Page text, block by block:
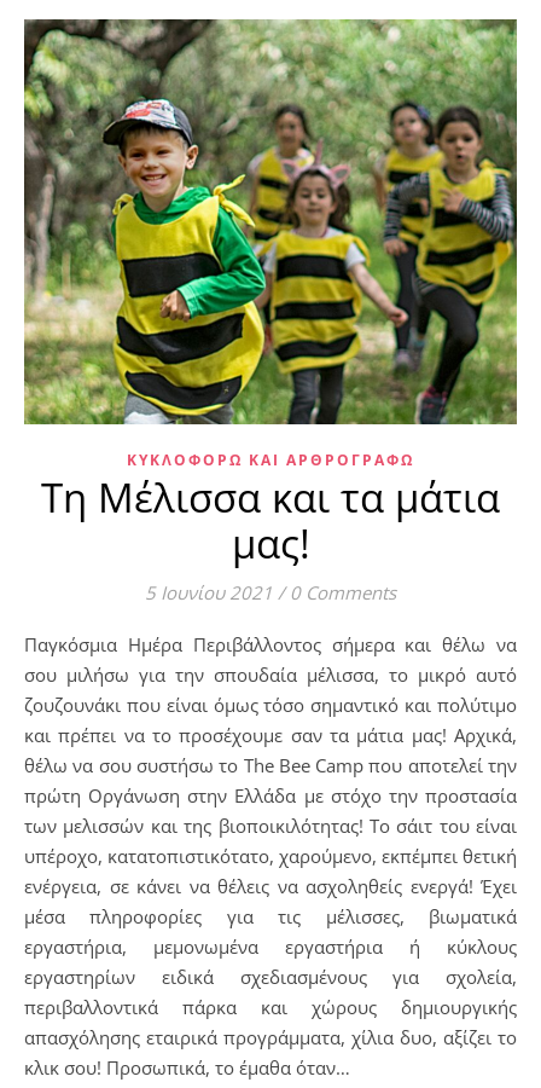
ΚΥΚΛΟΦΟΡΏ ΚΑΙ ΑΡΘΡΟΓΡΑΦΏ
Τη Μέλισσα και τα μάτια
μας!
5 Ιουνίου 2021 / 0 Comments
Παγκόσμια Ημέρα Περιβάλλοντος σήμερα και θέλω να
σου μιλήσω για την σπουδαία μέλισσα, το μικρό αυτό
ζουζουνάκι που είναι όμως τόσο σημαντικό και πολύτιμο
και πρέπει να το προσέχουμε σαν τα μάτια μας! Αρχικά,
θέλω να σου συστήσω το The Bee Camp που αποτελεί την
πρώτη Οργάνωση στην Ελλάδα με στόχο την προστασία
των μελισσών και της βιοποικιλότητας! Το σάιτ του είναι
υπέροχο, κατατοπιστικότατο, χαρούμενο, εκπέμπει θετική
ενέργεια, σε κάνει να θέλεις να ασχοληθείς ενεργά! Έχει
μέσα πληροφορίες για τις μέλισσες, βιωματικά
εργαστήρια, μεμονωμένα εργαστήρια ή κύκλους
εργαστηρίων ειδικά σχεδιασμένους για σχολεία,
περιβαλλοντικά πάρκα και χώρους δημιουργικής
απασχόλησης εταιρικά προγράμματα, χίλια δυο, αξίζει το
κλικ σου! Προσωπικά, το έμαθα όταν…